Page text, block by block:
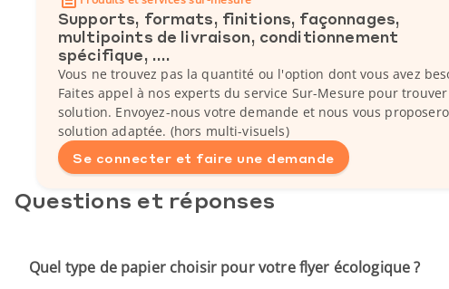
Supports, formats, finitions, façonnages,
multipoints de livraison, conditionnement
spécifique, ....
Vous ne trouvez pas la quantité ou l'option dont vous avez
Faites appel à nos experts du service Sur-Mesure pour
solution. Envoyez-nous votre demande et nous vous
solution adaptée. (hors multi-visuels)
Se connecter et faire une demande
Questions et réponses
Quel type de papier choisir pour votre flyer écologique ?